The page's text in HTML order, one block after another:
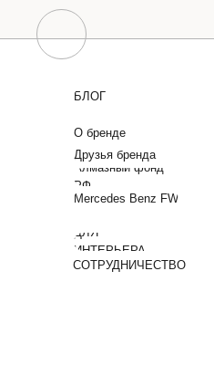
Алмазный фонд
РФ
Друзья бренда
О бренде
Mercedes Benz FW
БЛОГ
ДЛЯ
ИНТЕРЬЕРА
СОТРУДНИЧЕСТВО